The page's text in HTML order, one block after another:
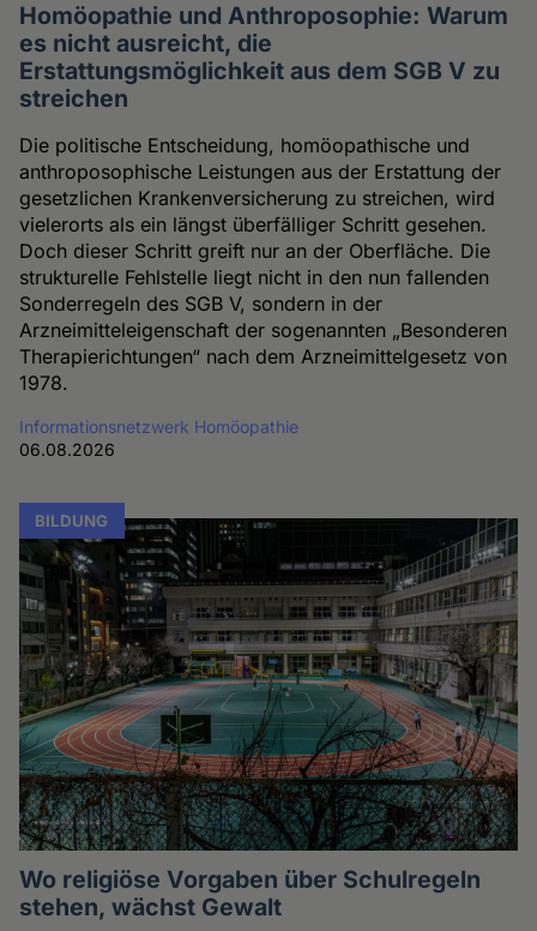
Homöopathie und Anthroposophie: Warum
es nicht ausreicht, die
Erstattungsmöglichkeit aus dem SGB V zu
streichen
Die politische Entscheidung, homöopathische und
anthroposophische Leistungen aus der Erstattung der
gesetzlichen Krankenversicherung zu streichen, wird
vielerorts als ein längst überfälliger Schritt gesehen.
Doch dieser Schritt greift nur an der Oberfläche. Die
strukturelle Fehlstelle liegt nicht in den nun fallenden
Sonderregeln des SGB V, sondern in der
Arzneimitteleigenschaft der sogenannten „Besonderen
Therapierichtungen“ nach dem Arzneimittelgesetz von
1978.
Informationsnetzwerk Homöopathie
06.08.2026
BILDUNG
Wo religiöse Vorgaben über Schulregeln
stehen, wächst Gewalt